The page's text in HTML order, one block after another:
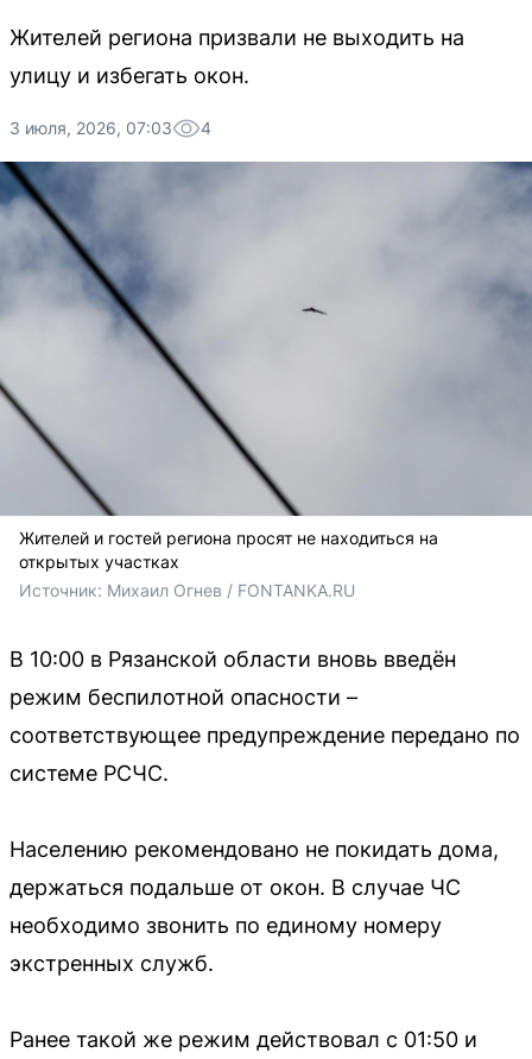
Жителей региона призвали не выходить на
улицу и избегать окон.
3 июля, 2026, 07:03 4
Жителей и гостей региона просят не находиться на
открытых участках
Источник: Михаил Огнев / FONTANKA.RU
В 10:00 в Рязанской области вновь введён
режим беспилотной опасности –
соответствующее предупреждение передано по
системе РСЧС.
Населению рекомендовано не покидать дома,
держаться подальше от окон. В случае ЧС
необходимо звонить по единому номеру
экстренных служб.
Ранее такой же режим действовал с 01:50 и